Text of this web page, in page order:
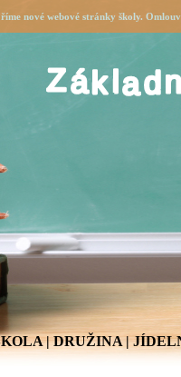
nové webové stránky školy.
|DRUŽINA|